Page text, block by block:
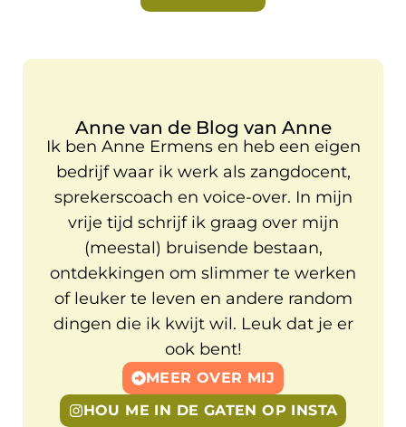
Anne van de Blog van Anne
Ik ben Anne Ermens en heb een eigen
bedrijf waar ik werk als zangdocent,
sprekerscoach en voice-over. In mijn
vrije tijd schrijf ik graag over mijn
(meestal) bruisende bestaan,
ontdekkingen om slimmer te werken
of leuker te leven en andere random
dingen die ik kwijt wil. Leuk dat je er
ook bent!
MEER OVER MIJ
HOU ME IN DE GATEN OP INSTA